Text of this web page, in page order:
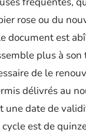
rose ou du
document est
plus à
de le
délivrés au
une date de
est de